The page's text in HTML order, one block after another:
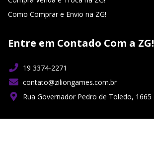
Como Comprar e Envio na ZG!
Entre em Contado Com a ZG!
19 3374-2271
contato@ziliongames.com.br
Rua Governador Pedro de Toledo, 1665